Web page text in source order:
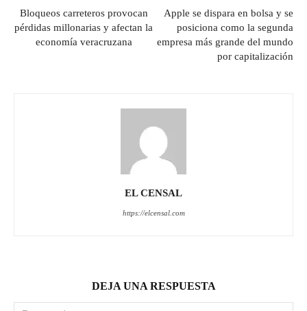
Bloqueos carreteros provocan
pérdidas millonarias y afectan la
economía veracruzana
Apple se dispara en bolsa y se
posiciona como la segunda
empresa más grande del mundo
por capitalización
EL CENSAL
https://elcensal.com
DEJA UNA RESPUESTA